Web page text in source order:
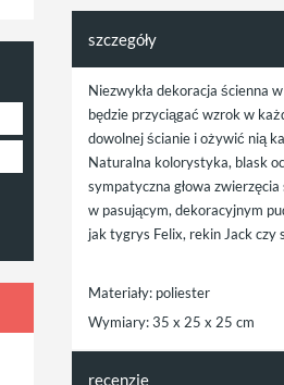
szczegóły
Niezwykła dekoracja ścienna
będzie przyciągać wzrok w
dowolnej ścianie i ożywić nią
Naturalna kolorystyka, blask
sympatyczna głowa
w pasującym, dekoracyjnym
jak tygrys Felix, rekin Jack czy
Materiały: poliester
Wymiary: 35 x 25 x 25 cm
recenzje